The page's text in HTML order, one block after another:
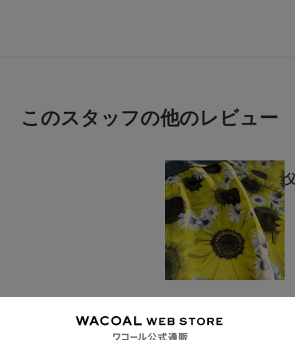
このスタッフの他のレビュー